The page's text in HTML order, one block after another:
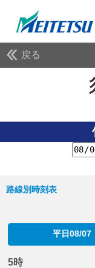
戻る
路線別時刻表
平日08/07
5時